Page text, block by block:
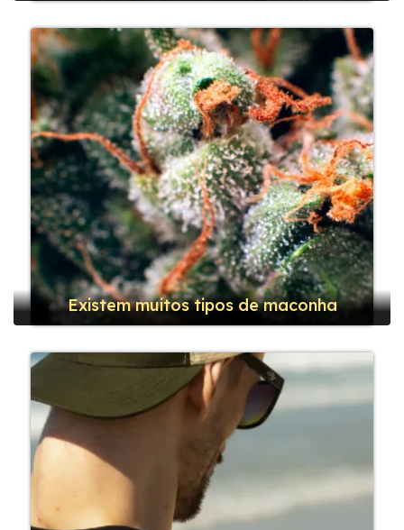
Existem muitos tipos de maconha